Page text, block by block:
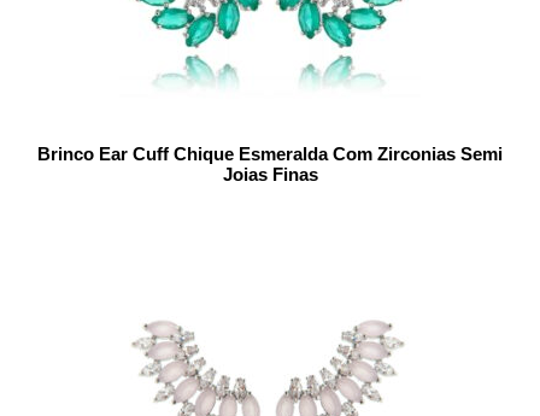
Brinco Ear Cuff Chique Esmeralda Com Zirconias Semi
Joias Finas